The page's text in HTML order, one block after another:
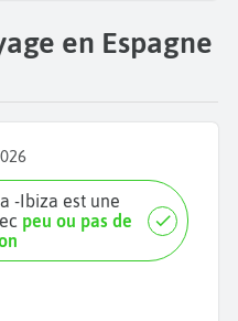
en Espagne
peu ou pas de